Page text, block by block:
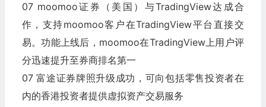
07 moomoo证券（美国）与TradingView达成合
作，支持moomoo客户在TradingView平台直接交
易。功能上线后，moomoo在TradingView上用户评
分迅速提升至券商排名第一
07 富途证券牌照升级成功，可向包括零售投资者在
内的香港投资者提供虚拟资产交易服务